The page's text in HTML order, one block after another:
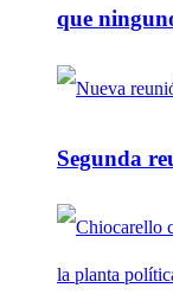
que
Segunda